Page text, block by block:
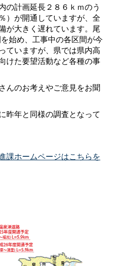
の計画延長２８６ｋｍのう
）が開通していますが、全
が大きく遅れています。尾
始め、工事中の各区間が今
ていますが、県では県内高
けた要望活動など各種の事
んのお考えやご意見をお聞
昨年と同様の調査となって
課ホームページはこちらを